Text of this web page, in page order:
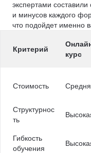
экспертами
и минусов каждого
что подойдет именно
Критерий
курс
Стоимость
Структурнос
ть
Гибкость
обучения